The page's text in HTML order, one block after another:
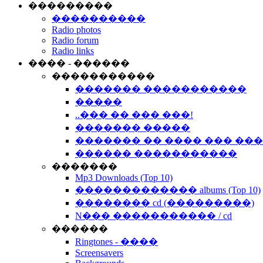
���������
����������
Radio photos
Radio forum
Radio links
���� - ������
�����������
������� �����������
�����
..��� �� ��� ���!
������� �����
������� �� ���� ���
������ �����������
�������
Mp3 Downloads (Top 10)
������������� albums (Top 10)
�������� cd (���������)
N��� ����������� / cd
������
Ringtones - ����
Screensavers